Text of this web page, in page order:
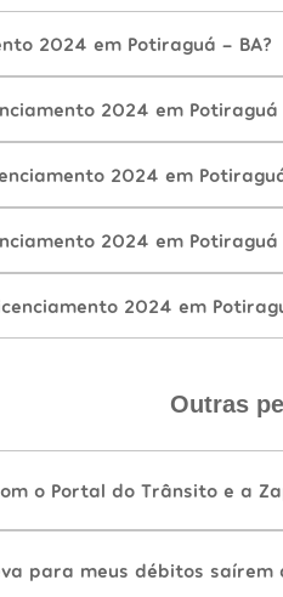
2024 em Potiraguá - BA?
2024 em Potiraguá
2024 em
2024 em Potiraguá
2024 em
Outras
o Portal do Trânsito e a
para meus débitos saírem